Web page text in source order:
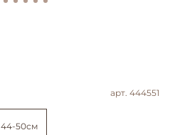
арт. 444551
44-50см